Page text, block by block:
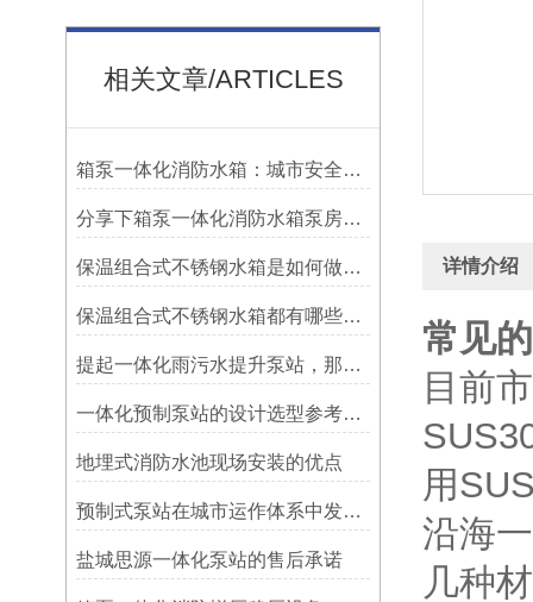
相关文章/ARTICLES
箱泵一体化消防水箱：城市安全的集成卫士
分享下箱泵一体化消防水箱泵房设计要求
保温组合式不锈钢水箱是如何做到保温效果的？
保温组合式不锈钢水箱都有哪些优点？
提起一体化雨污水提升泵站，那作用可是大了去了
一体化预制泵站的设计选型参考事项
地埋式消防水池现场安装的优点
预制式泵站在城市运作体系中发挥的价值
盐城思源一体化泵站的售后承诺
详情介绍
常见
目前
用
沿海
几种